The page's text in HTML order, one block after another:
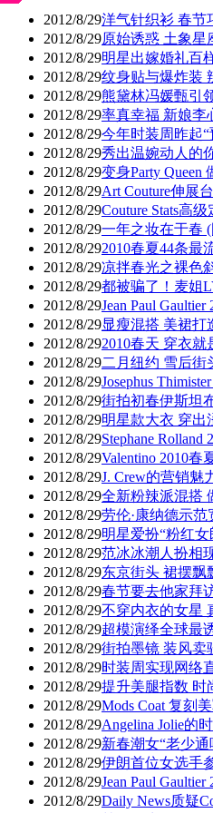
2012/8/29洋气针织衫 春节
2012/8/29原始诱惑 土象星
2012/8/29明星出嫁婚礼百
2012/8/29纹身贴与爆炸装
2012/8/29熊黛林冯媛甄引
2012/8/29率真幸福 新娘李
2012/8/29今年时装周昨起“
2012/8/29秀出温婉动人的
2012/8/29变身Party Queen
2012/8/29Art Couture伸展
2012/8/29Couture Stats高
2012/8/29一年之妆在于春
2012/8/292010春夏44条最
2012/8/29凉拌春光之裸色
2012/8/29都被骗了！麦姐
2012/8/29Jean Paul
2012/8/29显瘦混搭 美裙打
2012/8/292010春天 穿衣就
2012/8/29二月纽约 雪后街
2012/8/29Josephus
2012/8/29街拍初春伊斯坦
2012/8/29明星款大衣 穿出
2012/8/29Stephane
2012/8/29Valentino 2010
2012/8/29J. Crew的营销魅
2012/8/29全新粉辣派混搭
2012/8/29劳伦·康纳德示
2012/8/29明星爱扮“粉红
2012/8/29范冰冰潮人扮相
2012/8/29东京街头 裙摆飘
2012/8/29春节要去他家拜
2012/8/29不穿内衣的女星
2012/8/29超模演绎全球最
2012/8/29街拍墨镜 装风卖
2012/8/29时装周实现网络
2012/8/29提升美腿指数 时
2012/8/29Mods Coat 复刻
2012/8/29Angelina Jolie的
2012/8/29新春潮女“老少通
2012/8/29伊朗首位女选手
2012/8/29Jean Paul
2012/8/29Daily News质疑